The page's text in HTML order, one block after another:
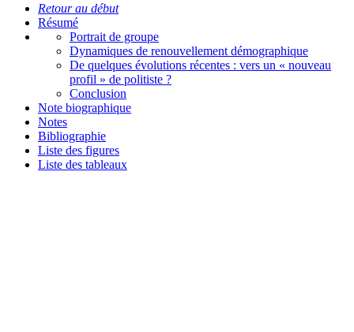
Retour au début
Résumé
Portrait de groupe
Dynamiques de renouvellement démographique
De quelques évolutions récentes : vers un « nouveau
profil » de politiste ?
Conclusion
Note biographique
Notes
Bibliographie
Liste des figures
Liste des tableaux